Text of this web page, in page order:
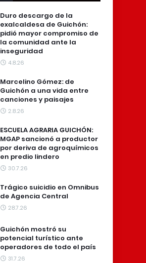
Duro descargo de la
exalcaldesa de Guichón:
pidió mayor compromiso de
la comunidad ante la
inseguridad
4.8.26
Marcelino Gómez: de
Guichón a una vida entre
canciones y paisajes
2.8.26
ESCUELA AGRARIA GUICHÓN:
MGAP sancionó a productor
por deriva de agroquímicos
en predio lindero
30.7.26
Trágico suicidio en Omnibus
de Agencia Central
28.7.26
Guichón mostró su
potencial turístico ante
operadores de todo el país
31.7.26